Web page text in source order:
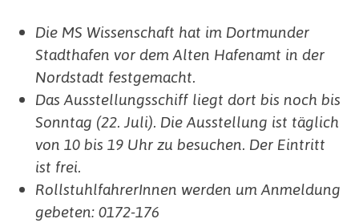
Die MS Wissenschaft hat im Dortmunder
Stadthafen vor dem Alten Hafenamt in der
Nordstadt festgemacht.
Das Ausstellungsschiff liegt dort bis noch bis
Sonntag (22. Juli). Die Ausstellung ist täglich
von 10 bis 19 Uhr zu besuchen. Der Eintritt
ist frei.
RollstuhlfahrerInnen werden um Anmeldung
gebeten: 0172-176